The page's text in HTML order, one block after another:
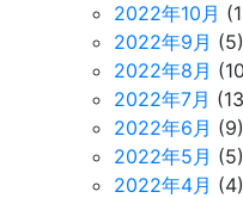
2022年10月
2022年9月 (5)
2022年8月
2022年7月
2022年6月 (9)
2022年5月 (5)
2022年4月 (4)